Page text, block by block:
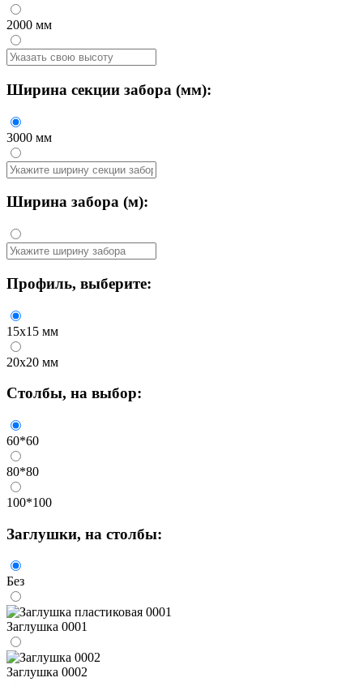
2000 мм
Ширина секции забора (мм):
3000 мм
Ширина забора (м):
Профиль, выберите:
15x15 мм
20x20 мм
Столбы, на выбор:
60*60
80*80
100*100
Заглушки, на столбы:
Без
Заглушка 0001
Заглушка 0002